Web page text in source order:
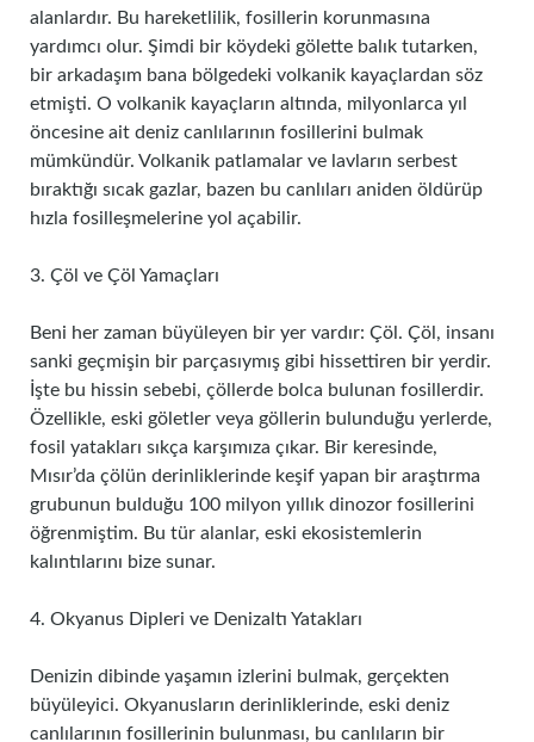
alanlardır. Bu hareketlilik, fosillerin korunmasına
yardımcı olur. Şimdi bir köydeki gölette balık tutarken,
bir arkadaşım bana bölgedeki volkanik kayaçlardan söz
etmişti. O volkanik kayaçların altında, milyonlarca yıl
öncesine ait deniz canlılarının fosillerini bulmak
mümkündür. Volkanik patlamalar ve lavların serbest
bıraktığı sıcak gazlar, bazen bu canlıları aniden öldürüp
hızla fosilleşmelerine yol açabilir.
3. Çöl ve Çöl Yamaçları
Beni her zaman büyüleyen bir yer vardır: Çöl. Çöl, insanı
sanki geçmişin bir parçasıymış gibi hissettiren bir yerdir.
İşte bu hissin sebebi, çöllerde bolca bulunan fosillerdir.
Özellikle, eski göletler veya göllerin bulunduğu yerlerde,
fosil yatakları sıkça karşımıza çıkar. Bir keresinde,
Mısır’da çölün derinliklerinde keşif yapan bir araştırma
grubunun bulduğu 100 milyon yıllık dinozor fosillerini
öğrenmiştim. Bu tür alanlar, eski ekosistemlerin
kalıntılarını bize sunar.
4. Okyanus Dipleri ve Denizaltı Yatakları
Denizin dibinde yaşamın izlerini bulmak, gerçekten
büyüleyici. Okyanusların derinliklerinde, eski deniz
canlılarının fosillerinin bulunması, bu canlıların bir